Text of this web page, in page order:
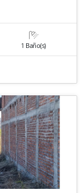
1 Baño(s)